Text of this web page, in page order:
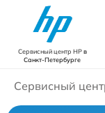
Сервисный центр HPв
Санкт-Петербурге
Сервисный